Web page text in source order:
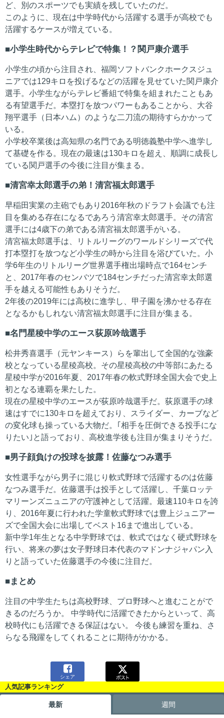
ど、別のスポーツでも実績を残していたのだ。
このように、現在は中学時代から活躍する選手が高校でも
活躍するケースが増えている。
小学生時代からテレビで特集！？関戸康介選手
小学生の頃から注目され、福岡ソフトバンクホークスジュ
ニアでは129キロを投げるなどの活躍を見せていた関戸康介
選手。小学生ながらテレビ番組で特集を組まれたこともあ
る有望選手だ。本塁打を放つパワーもあることから、大谷
翔平選手（日本ハム）のような二刀流の期待すらかかって
いる。
小学校卒業後は高知県の名門である明徳義塾中学へ進学し
て基礎を作る。現在の最速は130キロを超え、順調に成長し
ている関戸選手の今後に注目が集まる。
清宮幸太郎選手の弟！清宮福太郎選手
早稲田実業の主砲でもあり2016年秋のドラフト会議でも注
目を集める存在になるであろう清宮幸太郎選手。その清宮
選手には4歳下の弟である清宮福太郎選手がいる。
清宮福太郎選手は、リトルリーグのワールドシリーズで代
打本塁打を放つなど小学生の時から注目を浴びていた。小
学6年生のリトルリーグ世界選手権出場時点で164センチ
と、2017年春のセンバツで184センチだった清宮幸太郎選
手を越える可能性もありそうだ。
2年後の2019年には高校に進学し、甲子園を沸かせる存在
となるかもしれない清宮福太郎選手に注目が集まる。
名門星稜中学のエース荻原吟哉選手
松井秀喜選手（元ヤンキース）らを輩出して全国的な強豪
校となっている星稜高校。その星稜高校の中等部にあたる
星稜中学が2016年夏、2017年春の軟式野球全国大会で史上
初となる連覇を果たした。
現在の星稜中学のエースが荻原吟哉選手だ。荻原選手の球
速はすでに130キロを超えており、スライダー、カーブなど
の変化球も操っている大物だ。｢相手を圧倒できる投手にな
りたい｣と語っており、高校進学後も注目が集まりそうだ。
男子顔負けの投球を披露！佐藤なつみ選手
女性選手ながら男子に混じり軟式野球で活躍するのは佐藤
なつみ選手だ。佐藤選手は投手として活躍し、千葉ロッテ
マリーンズニュニアの守護神として活躍。最速110キロを誇
り、2016年夏に行われた学童軟式野球では豊上ジュニアー
ズで全国大会に出場してベスト16まで進出している。
新中学1年生となる中学野球では、軟式ではなく硬式野球を
行い、将来の夢は女子野球日本代表のマドンナジャパン入
りと語っていた佐藤選手の今後に注目だ。
まとめ
注目の中学生たちは高校野球、プロ野球へと進むことがで
きるのだろうか。 中学時代に活躍できたからといって、高
校時代にも活躍できる保証はない。 今後も練習を重ね、さ
らなる飛躍をしてくれることに期待がかかる。

シェア
人気記事ランキング
最新 週間